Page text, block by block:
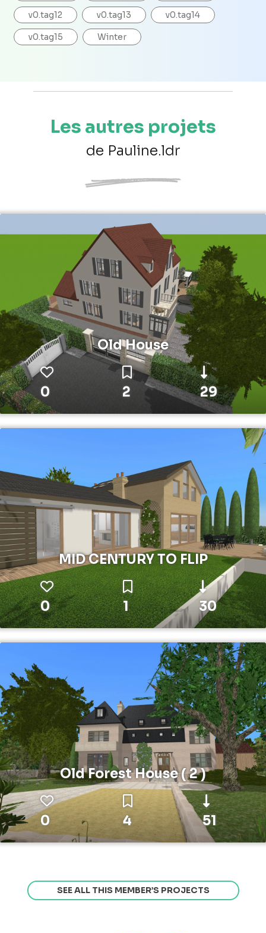
v0.tag12 v0.tag13 v0.tag14
v0.tag15 Winter
Les autres projets
de Pauline.ldr
Old House
0 2 29
MID CENTURY TO FLIP
0 1 30
Old Forest House ( 2 )
0 4 51
SEE ALL THIS MEMBER’S PROJECTS